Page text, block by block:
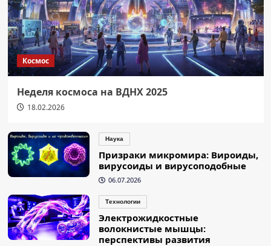
Космос
Неделя космоса на ВДНХ 2025
18.02.2026
Наука
Призраки микромира: Вироиды,
вирусоиды и вирусоподобные
06.07.2026
Технологии
Электрожидкостные
волокнистые мышцы:
перспективы развития